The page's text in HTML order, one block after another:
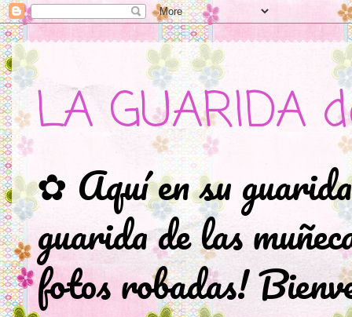
LA GUARIDA
✿ Aquí en su
guarida de las
fotos robadas!